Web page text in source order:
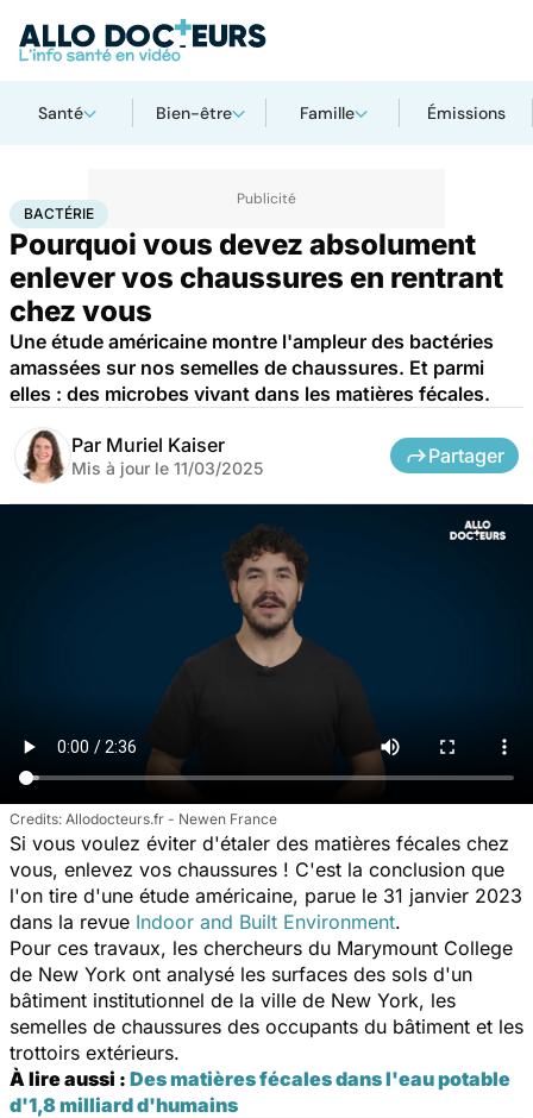
Santé Bien-être Famille Émissions
AccueilSanté
BACTÉRIE
Pourquoi vous devez absolument
enlever vos chaussures en rentrant
chez vous
Une étude américaine montre l'ampleur des bactéries
amassées sur nos semelles de chaussures. Et parmi
elles : des microbes vivant dans les matières fécales.
Par Muriel Kaiser
Mis à jour le 11/03/2025
Partager
Allodocteurs.fr - Newen France
Si vous voulez éviter d'étaler des matières fécales chez
vous, enlevez vos chaussures ! C'est la conclusion que
l'on tire d'une étude américaine, parue le 31 janvier 2023
dans la revue Indoor and Built Environment.
Pour ces travaux, les chercheurs du Marymount College
de New York ont analysé les surfaces des sols d'un
bâtiment institutionnel de la ville de New York, les
semelles de chaussures des occupants du bâtiment et les
trottoirs extérieurs.
À lire aussi : Des matières fécales dans l'eau potable
d'1,8 milliard d'humains